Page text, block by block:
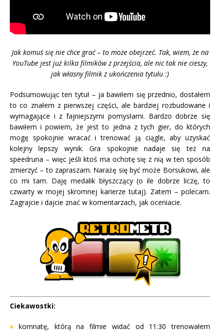
Jak komuś się nie chce grać – to może obejrzeć. Tak, wiem, że na
YouTube jest już kilka filmików z przejścia, ale nic tak nie cieszy,
jak własny filmik z ukończenia tytułu :)
Podsumowując ten tytuł – ja bawiłem się przednio, dostałem
to co znałem z pierwszej części, ale bardziej rozbudowane i
wymagające i z fajniejszymi pomysłami. Bardzo dobrze się
bawiłem i powiem, że jest to jedna z tych gier, do których
mogę spokojnie wracać i trenować ją ciągle, aby uzyskać
kolejny lepszy wynik. Gra spokojnie nadaje się też na
speedruna – więc jeśli ktoś ma ochotę się z nią w ten sposób
zmierzyć – to zapraszam. Narażę się być może Borsukowi, ale
co mi tam. Daję medalik błyszczący (o ile dobrze liczę, to
czwarty w mojej skromnej karierze tutaj). Zatem – polecam.
Zagrajcie i dajcie znać w komentarzach, jak oceniacie.
Ciekawostki:
» komnatę, którą na filmie widać od 11:30 trenowałem